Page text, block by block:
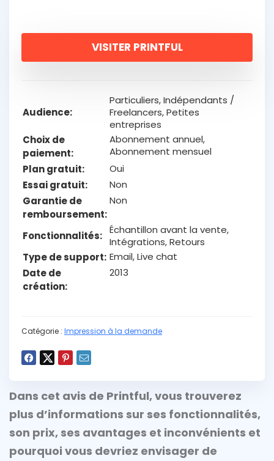
VISITER PRINTFUL
Audience
Particuliers, Indépendants /
Freelancers, Petites
entreprises
Choix de
paiement
Abonnement annuel,
Abonnement mensuel
Plan gratuit
Oui
Essai gratuit
Non
Garantie de
remboursement
Non
Fonctionnalités
Échantillon avant la vente,
Intégrations, Retours
Type de support Email, Live chat
Date de
création
2013
Catégorie : Impression à la demande
Dans cet avis de Printful, vous trouverez
plus d’informations sur ses fonctionnalités,
son prix, ses avantages et inconvénients et
pourquoi vous devriez envisager de